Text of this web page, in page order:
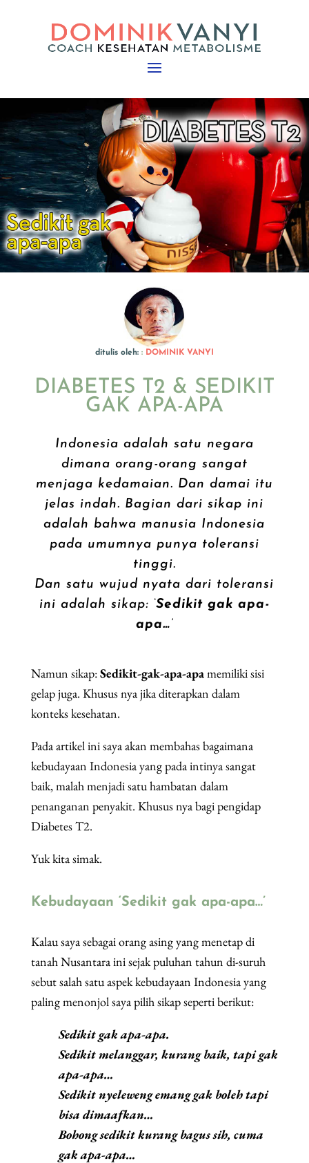
ditulis oleh: : DOMINIK VANYI
DIABETES T2 & SEDIKIT
GAK APA-APA
Indonesia adalah satu negara
dimana orang-orang sangat
menjaga kedamaian. Dan damai itu
jelas indah. Bagian dari sikap ini
adalah bahwa manusia Indonesia
pada umumnya punya toleransi
tinggi.
Dan satu wujud nyata dari toleransi
ini adalah sikap: ‘Sedikit gak apa-
apa…’
Namun sikap:Sedikit-gak-apa-apamemiliki sisi
gelap juga. Khusus nya jika diterapkan dalam
konteks kesehatan.
Pada artikel ini saya akan membahas bagaimana
kebudayaan Indonesia yang pada intinya sangat
baik, malah menjadi satu hambatan dalam
penanganan penyakit. Khusus nya bagi pengidap
Diabetes T2.
Yuk kita simak.
Kebudayaan ‘Sedikit gak apa-apa…’
Kalau saya sebagai orang asing yang menetap di
tanah Nusantara ini sejak puluhan tahun di-suruh
sebut salah satu aspek kebudayaan Indonesia yang
paling menonjol saya pilih sikap seperti berikut:
Sedikit gak apa-apa.
Sedikit melanggar, kurang baik, tapi gak
apa-apa…
Sedikit nyeleweng emang gak boleh tapi
bisa dimaafkan…
Bohong sedikit kurang bagus sih, cuma
gak apa-apa…